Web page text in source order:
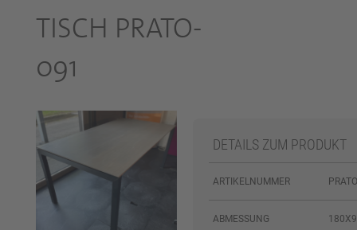
TISCH PRATO-
091
DETAILS ZUM PRODUKT
ARTIKELNUMMER
ABMESSUNG